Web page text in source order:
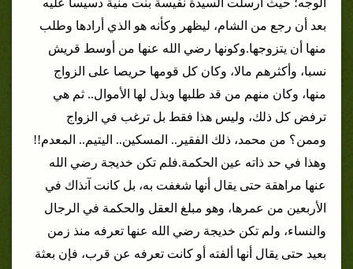
الوجه؛ حيث أرسلت السيدة نفيسة بنت منية دسيسا عليه
بعد أن رجع من الشام، ليظهر وكأنه هو الذي أرادها وطلب
منها أن يتزوجها.وكونها رضي الله عنها من أوسط قريش
نسبا، وأكثرهم مالا، وكان كل قومها حريصا على الزواج
منها، وكان منهم من قد طلبها وبذل لها الأموال.. ثم هي
ترفض كل ذلك، وليس هذا فقط بل ترغب في الزواج
وممن؟ من محمد، ذلك الفقير.. المسكين.. اليتيم.. المعدم!!
وهذا في حد ذاته عين الحكمة.فلم تكن خديجة رضي الله
عنها مراهقة حتى يقال أنها شغفت به، بل كانت آنذاك في
الأربعين من عمرها، وهو مبلغ العقل والحكمة في الرجال
والنساء، ولم تكن خديجة رضي الله عنها تعرفه منذ زمن
بعيد حتى يقال أنها ألفته أو كانت تعرفه عن قرب، فإن بعثة